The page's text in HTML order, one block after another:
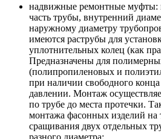
надвижные ремонтные муфты:
часть трубы, внутренний
наружному диаметру
имеются раструбы для
уплотнительных колец (как
Предназначены для
(полипропиленовых и
при наличии свободного
давлении. Монтаж
по трубе до места протечки.
монтажа фасонных изделий на
сращивания двух отдельных
разного диаметра;